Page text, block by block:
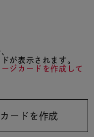
が表示されます。
ジカードを作成して
ードを作成